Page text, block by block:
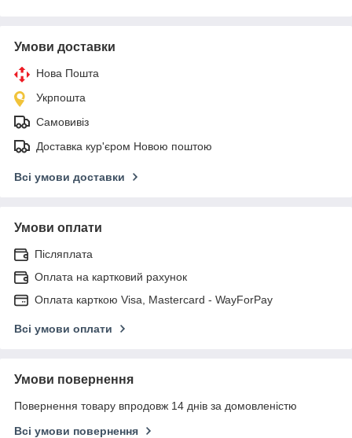
Умови доставки
Нова Пошта
Укрпошта
Самовивіз
Доставка кур'єром Новою поштою
Всі умови доставки
Умови оплати
Післяплата
Оплата на картковий рахунок
Оплата карткою Visa, Mastercard - WayForPay
Всі умови оплати
Умови повернення
Повернення товару впродовж 14 днів за домовленістю
Всі умови повернення